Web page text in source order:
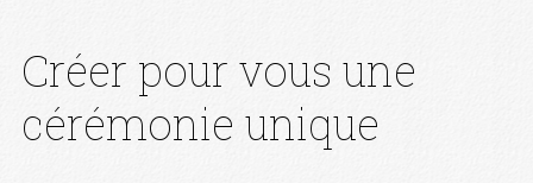
Créer pour vous une
cérémonie unique